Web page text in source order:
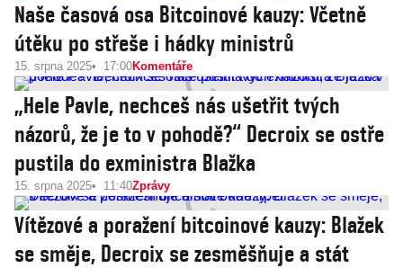
Naše časová osa Bitcoinové kauzy: Včetně
útěku po střeše i hádky ministrů
15. srpna 2025 17:00Komentáře
„Hele Pavle, nechceš nás ušetřit tvých
názorů, že je to v pohodě?“ Decroix se ostře
pustila do exministra Blažka
15. srpna 2025 11:40Zprávy
Vítězové a poražení bitcoinové kauzy: Blažek
se směje, Decroix se zesměšňuje a stát